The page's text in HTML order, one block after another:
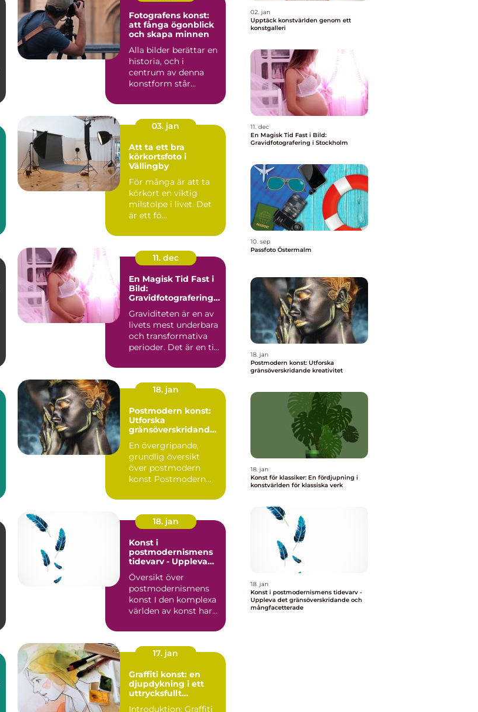
Fotografens konst:
att fånga ögonblick
och skapa minnen
Alla bilder berättar en
historia, och i
centrum av denna
konstform står
03. jan
Att ta ett bra
körkortsfoto i
Vällingby
För många är att ta
körkort en viktig
milstolpe i livet. Det
är ett fö...
11. dec
En Magisk Tid Fast i
Bild:
Gravidfotografering i
Graviditeten är en av
livets mest underbara
och transformativa
perioder. Det är en tid
18. jan
Postmodern konst:
Utforska
gränsöverskridande
En övergripande,
grundlig översikt
över postmodern
konst Postmodern
spännande era i ...
18. jan
Konst i
postmodernismens
tidevarv - Uppleva
gränsöverskridande
och
mångfacetterade
Översikt över
postmodernismens
konst I den komplexa
världen av konst har
framträtt ...
17. jan
Graffiti konst: en
djupdykning i ett
uttrycksfullt
Introduktion: Graffiti
02. jan
Upptäck konstvärlden genom ett
konstgalleri
11. dec
En Magisk Tid Fast i Bild:
Gravidfotografering i Stockholm
10. sep
Passfoto Östermalm
18. jan
Postmodern konst: Utforska
gränsöverskridande kreativitet
18. jan
Konst för klassiker: En fördjupning i
konstvärlden för klassiska verk
18. jan
Konst i postmodernismens tidevarv -
Uppleva det gränsöverskridande och
mångfacetterade